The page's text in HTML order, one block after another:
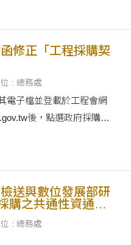
則之修正情形，修正....
修正「工程採購契
: 總務處
電子檔並登載於工程會網
後，點選政府採購>
送與數位發展部研
購之共通性資通安
及「資訊服務採購
: 總務處